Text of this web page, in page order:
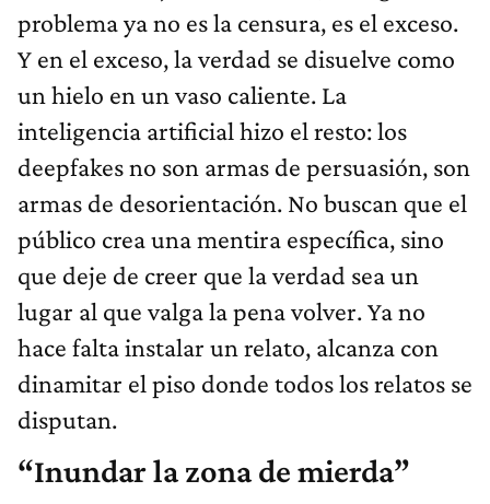
problema ya no es la censura, es el exceso.
Y en el exceso, la verdad se disuelve como
un hielo en un vaso caliente. La
inteligencia artificial hizo el resto: los
deepfakes no son armas de persuasión, son
armas de desorientación. No buscan que el
público crea una mentira específica, sino
que deje de creer que la verdad sea un
lugar al que valga la pena volver. Ya no
hace falta instalar un relato, alcanza con
dinamitar el piso donde todos los relatos se
disputan.
“Inundar la zona de mierda”